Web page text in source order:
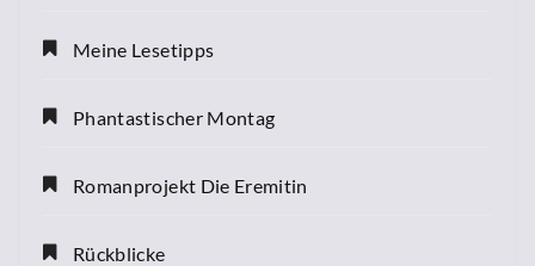
Meine Lesetipps
Phantastischer Montag
Romanprojekt Die Eremitin
Rückblicke